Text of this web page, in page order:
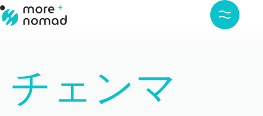
チェンマ